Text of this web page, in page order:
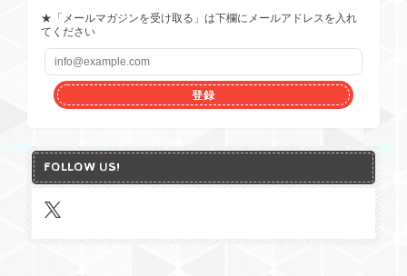
★「メールマガジンを受け取る」は下欄にメールアドレスを入れ
てください
登録
FOLLOW US!